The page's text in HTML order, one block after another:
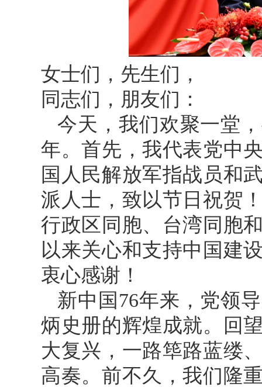
女士们，先生们，
同志们，朋友们：
今天，我们欢聚一堂
年。首先，我代表党中
国人民解放军指战员和
派人士，致以节日祝贺
行政区同胞、台湾同胞
以来关心和支持中国建
衷心感谢！
新中国76年来，党领
炳史册的辉煌成就。回
大复兴，一路筚路蓝缕
高奏。前不久，我们隆